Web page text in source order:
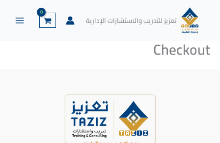
تعزيز للتدريب والاستشارات الإدارية
Checkout